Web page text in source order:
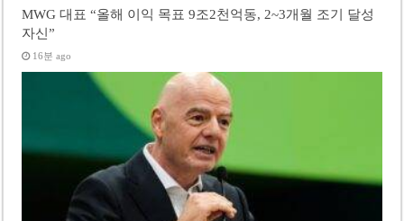
MWG 대표 “올해 이익 목표 9조2천억동, 2~3개월 조기 달성
자신”
16분 ago